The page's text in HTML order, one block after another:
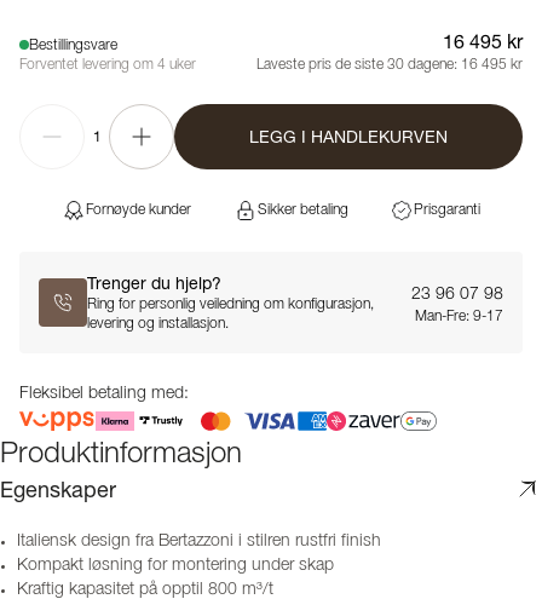
Bestillingsvare
Forventet levering om 4 uker
16 495 kr
Laveste pris de siste 30 dagene: 16 495 kr
1 LEGG I HANDLEKURVEN
Fornøyde kunder Sikker betaling Prisgaranti
Trenger du hjelp?
Ring for personlig veiledning om konfigurasjon,
levering og installasjon.
23 96 07 98
Man-Fre: 9-17
Fleksibel betaling med:
Produktinformasjon
Egenskaper
Italiensk design fra Bertazzoni i stilren rustfri finish
Kompakt løsning for montering under skap
Kraftig kapasitet på opptil 800 m³/t